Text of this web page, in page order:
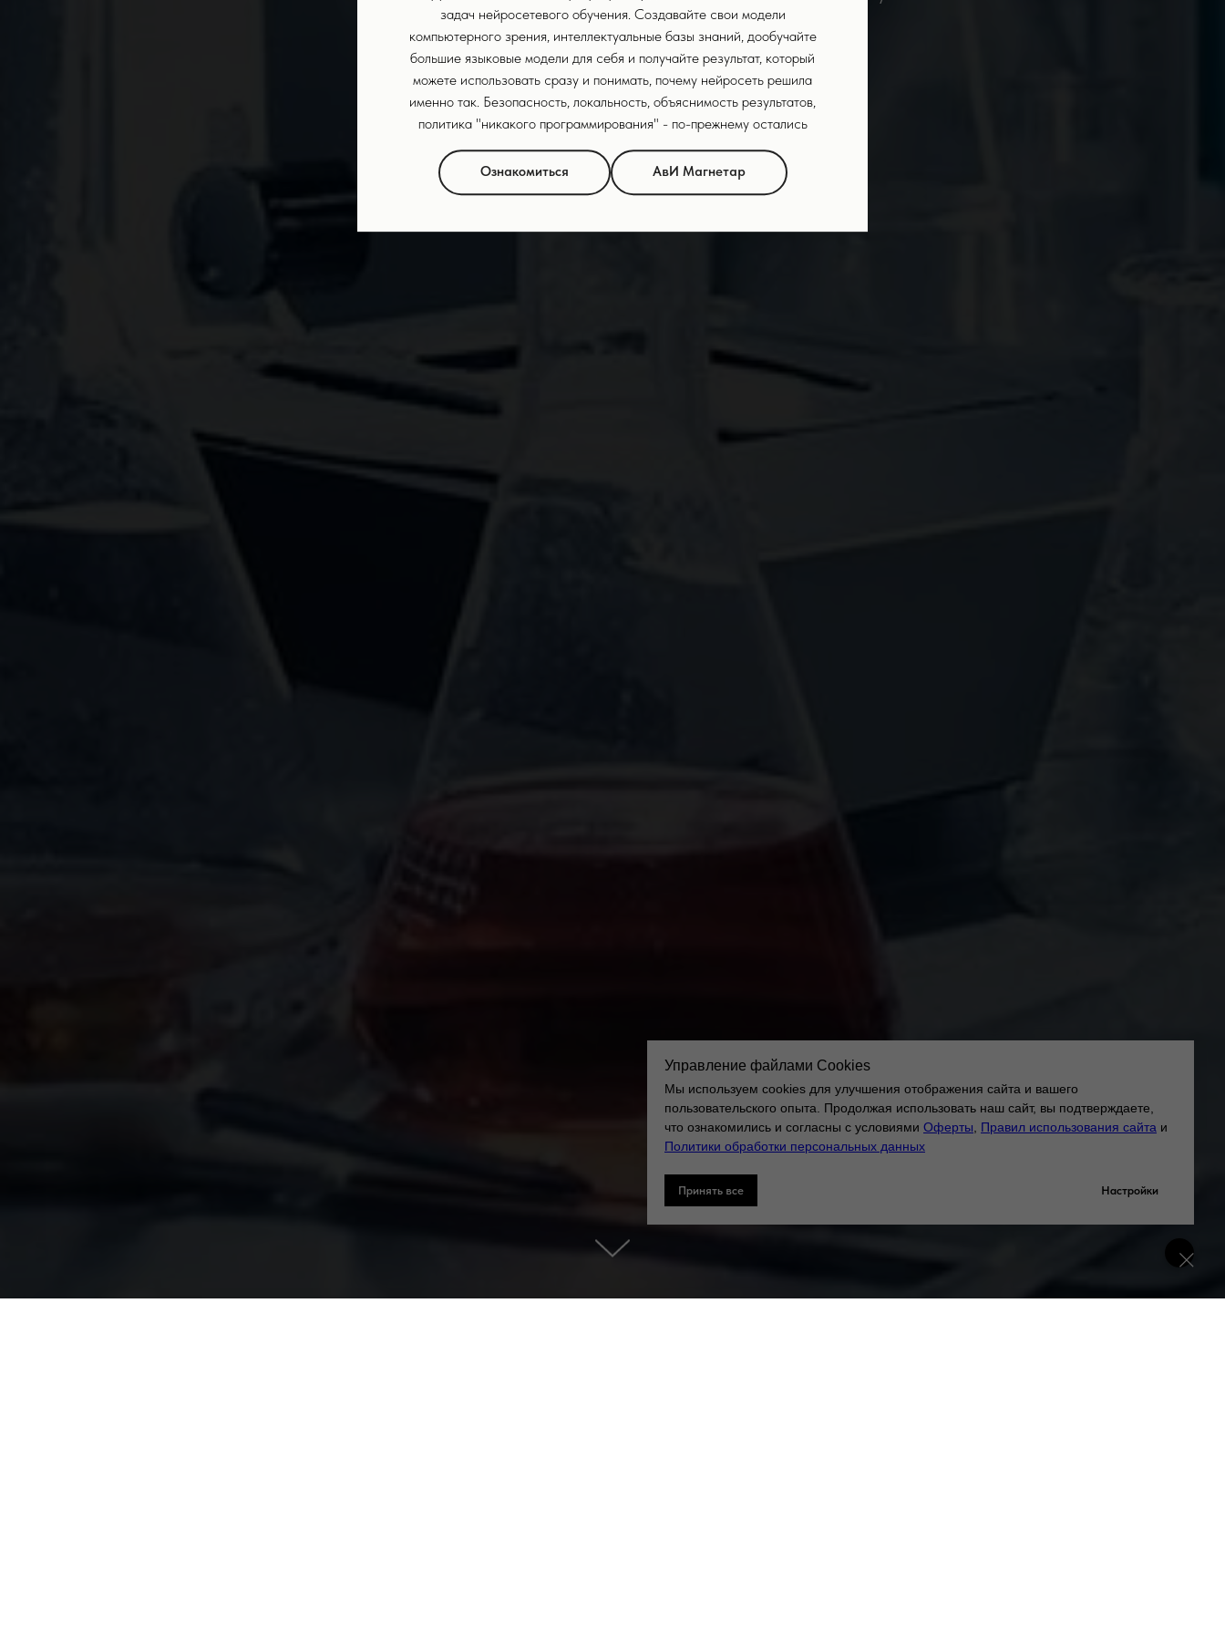
Управление файлами Cookies
Мы используем cookies для улучшения отображения сайта и вашего
пользовательского опыта. Продолжая использовать наш сайт, вы подтверждаете,
что ознакомились и согласны с условиями Оферты, Правил использования сайта и
Политики обработки персональных данных
Принять все Настройки
задач нейросетевого обучения. Создавайте свои модели
компьютерного зрения, интеллектуальные базы знаний, дообучайте
большие языковые модели для себя и получайте результат, который
можете использовать сразу и понимать, почему нейросеть решила
именно так. Безопасность, локальность, объяснимость результатов,
политика "никакого программирования" - по-прежнему остались
Ознакомиться АвИ Магнетар